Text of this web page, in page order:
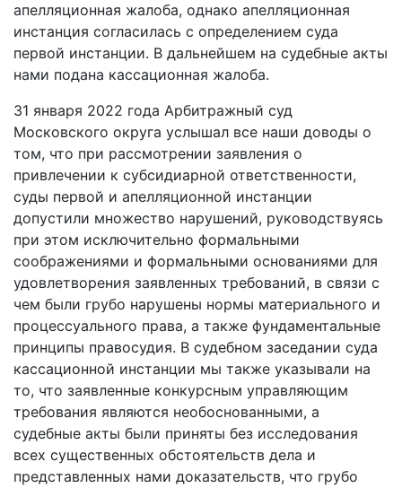
апелляционная жалоба, однако апелляционная
инстанция согласилась с определением суда
первой инстанции. В дальнейшем на судебные акты
нами подана кассационная жалоба.
31 января 2022 года Арбитражный суд
Московского округа услышал все наши доводы о
том, что при рассмотрении заявления о
привлечении к субсидиарной ответственности,
суды первой и апелляционной инстанции
допустили множество нарушений, руководствуясь
при этом исключительно формальными
соображениями и формальными основаниями для
удовлетворения заявленных требований, в связи с
чем были грубо нарушены нормы материального и
процессуального права, а также фундаментальные
принципы правосудия. В судебном заседании суда
кассационной инстанции мы также указывали на
то, что заявленные конкурсным управляющим
требования являются необоснованными, а
судебные акты были приняты без исследования
всех существенных обстоятельств дела и
представленных нами доказательств, что грубо